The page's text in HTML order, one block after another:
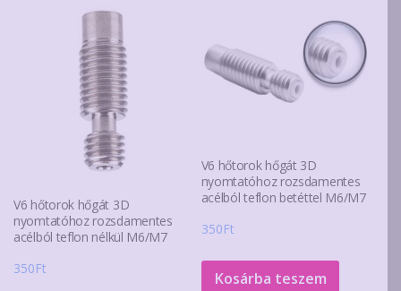
termékoldalon
választhatók
V6 hőtorok hőgát 3D
nyomtatóhoz rozsdamentes
acélból teflon nélkül M6/M7
350Ft
V6 hőtorok hőgát 3D
nyomtatóhoz rozsdamentes
acélból teflon betéttel M6/M7
350Ft
Kosárba teszem